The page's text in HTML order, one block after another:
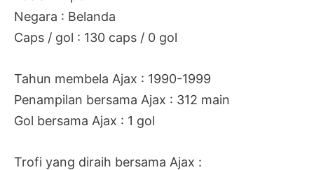
Negara : Belanda
Caps / gol : 130 caps / 0 gol
Tahun membela Ajax : 1990-1999
Penampilan bersama Ajax : 312 main
Gol bersama Ajax : 1 gol
Trofi yang diraih bersama Ajax :